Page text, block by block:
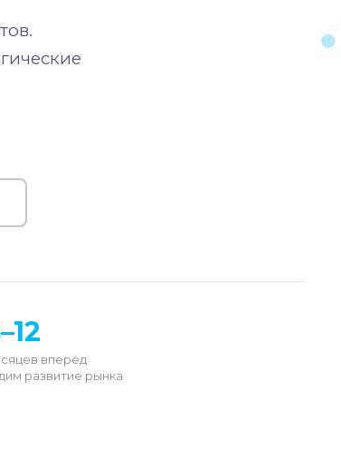
вперёд
развитие рынка